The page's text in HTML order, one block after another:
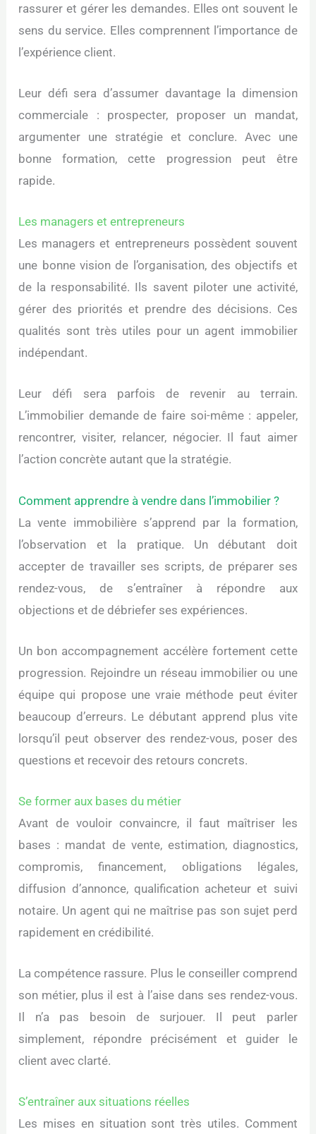
rassurer et gérer les demandes. Elles ont souvent le
sens du service. Elles comprennent l’importance de
l’expérience client.
Leur défi sera d’assumer davantage la dimension
commerciale : prospecter, proposer un mandat,
argumenter une stratégie et conclure. Avec une
bonne formation, cette progression peut être
rapide.
Les managers et entrepreneurs
Les managers et entrepreneurs possèdent souvent
une bonne vision de l’organisation, des objectifs et
de la responsabilité. Ils savent piloter une activité,
gérer des priorités et prendre des décisions. Ces
qualités sont très utiles pour un agent immobilier
indépendant.
Leur défi sera parfois de revenir au terrain.
L’immobilier demande de faire soi-même : appeler,
rencontrer, visiter, relancer, négocier. Il faut aimer
l’action concrète autant que la stratégie.
Comment apprendre à vendre dans l’immobilier ?
La vente immobilière s’apprend par la formation,
l’observation et la pratique. Un débutant doit
accepter de travailler ses scripts, de préparer ses
rendez-vous, de s’entraîner à répondre aux
objections et de débriefer ses expériences.
Un bon accompagnement accélère fortement cette
progression. Rejoindre un réseau immobilier ou une
équipe qui propose une vraie méthode peut éviter
beaucoup d’erreurs. Le débutant apprend plus vite
lorsqu’il peut observer des rendez-vous, poser des
questions et recevoir des retours concrets.
Se former aux bases du métier
Avant de vouloir convaincre, il faut maîtriser les
bases : mandat de vente, estimation, diagnostics,
compromis, financement, obligations légales,
diffusion d’annonce, qualification acheteur et suivi
notaire. Un agent qui ne maîtrise pas son sujet perd
rapidement en crédibilité.
La compétence rassure. Plus le conseiller comprend
son métier, plus il est à l’aise dans ses rendez-vous.
Il n’a pas besoin de surjouer. Il peut parler
simplement, répondre précisément et guider le
client avec clarté.
S’entraîner aux situations réelles
Les mises en situation sont très utiles. Comment